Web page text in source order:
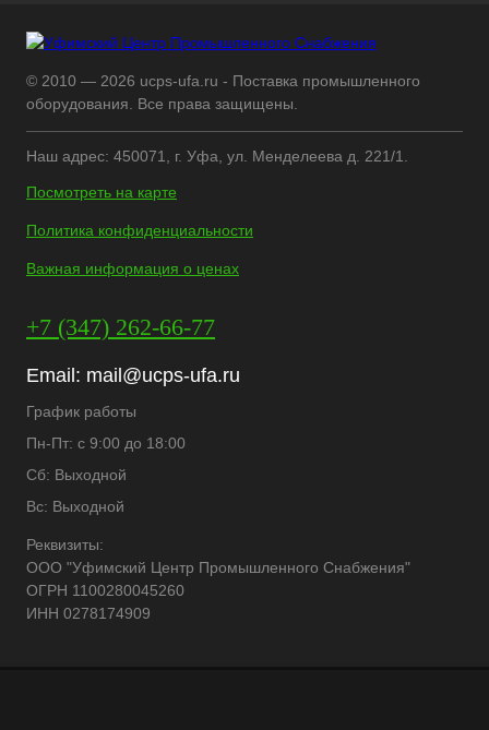
© 2010 — 2026 ucps-ufa.ru - Поставка промышленного
оборудования. Все права защищены.
Наш адрес: 450071, г. Уфа, ул. Менделеева д. 221/1.
Посмотреть на карте
Политика конфиденциальности
Важная информация о ценах
+7 (347) 262-66-77
Email: mail@ucps-ufa.ru
График работы
Пн-Пт: с 9:00 до 18:00
Сб: Выходной
Вс: Выходной
Реквизиты:
ООО "Уфимский Центр Промышленного Снабжения"
ОГРН 1100280045260
ИНН 0278174909